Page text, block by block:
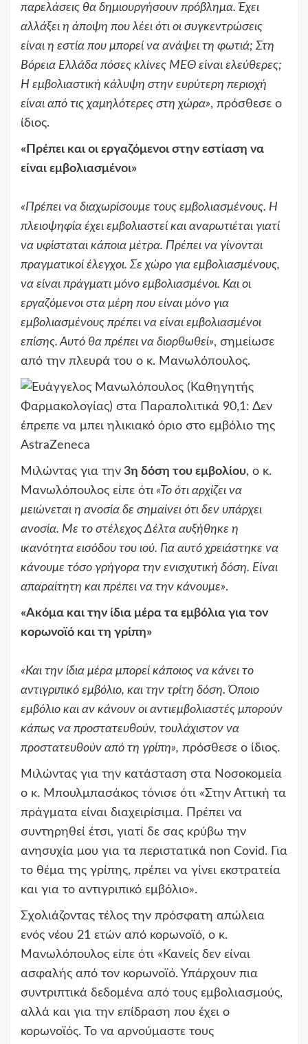
παρελάσεις θα δημιουργήσουν πρόβλημα. Έχει
αλλάξει η άποψη που λέει ότι οι συγκεντρώσεις
είναι η εστία που μπορεί να ανάψει τη φωτιά; Στη
Βόρεια Ελλάδα πόσες κλίνες ΜΕΘ είναι ελεύθερες;
Η εμβολιαστική κάλυψη στην ευρύτερη περιοχή
είναι από τις χαμηλότερες στη χώρα», πρόσθεσε ο
ίδιος.
«Πρέπει και οι εργαζόμενοι στην εστίαση να
είναι εμβολιασμένοι»
«Πρέπει να διαχωρίσουμε τους εμβολιασμένους. Η
πλειοψηφία έχει εμβολιαστεί και αναρωτιέται γιατί
να υφίσταται κάποια μέτρα. Πρέπει να γίνονται
πραγματικοί έλεγχοι. Σε χώρο για εμβολιασμένους,
να είναι πράγματι μόνο εμβολιασμένοι. Και οι
εργαζόμενοι στα μέρη που είναι μόνο για
εμβολιασμένους πρέπει να είναι εμβολιασμένοι
επίσης. Αυτό θα πρέπει να διορθωθεί», σημείωσε
από την πλευρά του ο κ. Μανωλόπουλος.
Μιλώντας για την 3η δόση του εμβολίου, ο κ.
Μανωλόπουλος είπε ότι «Το ότι αρχίζει να
μειώνεται η ανοσία δε σημαίνει ότι δεν υπάρχει
ανοσία. Με το στέλεχος Δέλτα αυξήθηκε η
ικανότητα εισόδου του ιού. Για αυτό χρειάστηκε να
κάνουμε τόσο γρήγορα την ενισχυτική δόση. Είναι
απαραίτητη και πρέπει να την κάνουμε».
«Ακόμα και την ίδια μέρα τα εμβόλια για τον
κορωνοϊό και τη γρίπη»
«Και την ίδια μέρα μπορεί κάποιος να κάνει το
αντιγριπικό εμβόλιο, και την τρίτη δόση. Όποιο
εμβόλιο και αν κάνουν οι αντιεμβολιαστές μπορούν
κάπως να προστατευθούν, τουλάχιστον να
προστατευθούν από τη γρίπη», πρόσθεσε ο ίδιος.
Μιλώντας για την κατάσταση στα Νοσοκομεία
ο κ. Μπουλμπασάκος τόνισε ότι «Στην Αττική τα
πράγματα είναι διαχειρίσιμα. Πρέπει να
συντηρηθεί έτσι, γιατί δε σας κρύβω την
ανησυχία μου για τα περιστατικά non Covid. Για
το θέμα της γρίπης, πρέπει να γίνει εκστρατεία
και για το αντιγριπικό εμβόλιο».
Σχολιάζοντας τέλος την πρόσφατη απώλεια
ενός νέου 21 ετών από κορωνοϊό, ο κ.
Μανωλόπουλος είπε ότι «Κανείς δεν είναι
ασφαλής από τον κορωνοϊό. Υπάρχουν πια
συντριπτικά δεδομένα από τους εμβολιασμούς,
αλλά και για την επίδραση που έχει ο
κορωνοϊός. Το να αρνούμαστε τους